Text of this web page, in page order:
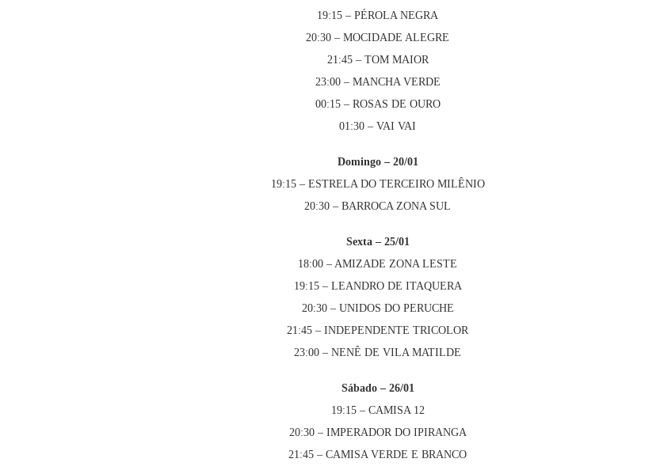
19:15 – PÉROLA NEGRA
20:30 – MOCIDADE ALEGRE
21:45 – TOM MAIOR
23:00 – MANCHA VERDE
00:15 – ROSAS DE OURO
01:30 – VAI VAI
Domingo – 20/01
19:15 – ESTRELA DO TERCEIRO MILÊNIO
20:30 – BARROCA ZONA SUL
Sexta – 25/01
18:00 – AMIZADE ZONA LESTE
19:15 – LEANDRO DE ITAQUERA
20:30 – UNIDOS DO PERUCHE
21:45 – INDEPENDENTE TRICOLOR
23:00 – NENÊ DE VILA MATILDE
Sábado – 26/01
19:15 – CAMISA 12
20:30 – IMPERADOR DO IPIRANGA
21:45 – CAMISA VERDE E BRANCO